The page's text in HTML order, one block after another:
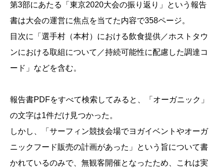
第3部にあたる「東京2020大会の振り返り」という報告
書は大会の運営に焦点を当てた内容で358ページ。
目次に「選手村（本村）における飲食提供／ホストタウ
ンにおける取組について／持続可能性に配慮した調達コ
ード」などを含む。
報告書PDFをすべて検索してみると、「オーガニック」
の文字は1件だけ見つかった。
しかし、「サーフィン競技会場でヨガイベントやオーガ
ニックフード販売の計画があった」という旨について書
かれているのみで、無観客開催となったため、これは実